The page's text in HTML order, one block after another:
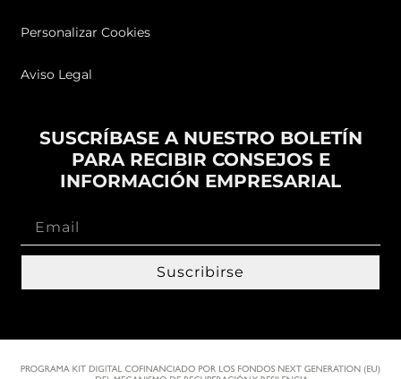
Personalizar Cookies
Aviso Legal
SUSCRÍBASE A NUESTRO BOLETÍN
PARA RECIBIR CONSEJOS E
INFORMACIÓN EMPRESARIAL
Suscribirse